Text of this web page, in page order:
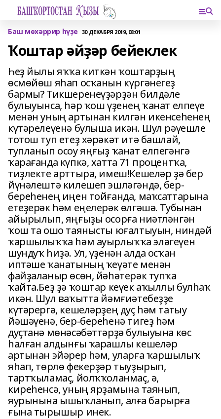
Баш мөхәррир һүҙе 30 ДЕКАБРЯ 2019, 08:01
Ҡоштар әйҙәр бейеклек
Һеҙ йылы яҡҡа киткән ҡоштарҙың
өсмөйөш яһап осҡанын күргәнегеҙ
бармы? Тикшере­неүҙәрҙән билдәле
булыуынса, һәр ҡош үҙенең ҡанат елпеүе
менән уның артынан килгән икенсеһенең
күтәрелеүенә булыша икән. Шул рәүешле
тотош туп етеҙ хәрәкәт итә башлай,
тупланып осоу яңғыҙ ҡанат елпегәнгә
ҡарағанда күпкә, хатта 71 процентҡа,
тиҙлекте арттыра, имеш!Кешеләр ҙә бер
йүнәлештә килешеп эшләгәндә, бер-
береһенең иңен тойғанда, маҡсаттарына
етеҙерәк һәм еңелерәк өлгәшә. Тубынан
айырылып, яңғыҙы осорға ниәтләнгән
ҡош та ошо таянысты юғалтыуын, ниндәй
ҡаршылыҡҡа һәм ауырлыҡҡа эләгеүен
шундуҡ һиҙә. Ул, үҙенән алда осҡан
иптәше ҡанатының ҡеүәте менән
файҙаланыр өсөн, йәһәтерәк тупҡа
ҡайта.Беҙ ҙә ҡоштар кеүек аҡыллы булһаҡ
икән. Шул ваҡытта йәмғиәтебеҙҙе
күтәрергә, кешеләрҙең дуҫ һәм татыу
йәшәүенә, бер-береһенә тигеҙ һәм
дуҫтанә мөнәсәбәттәрҙә булыуына көс
һалған алдынғы ҡарашлы кешеләр
артынан эйәрер һәм, уларға ҡаршылыҡ
яһап, төрлө фекерҙәр тыуҙырып,
тартҡыламаҫ, йолҡҡоланмаҫ, ә,
киреһенсә, уның ярҙамына таянып,
яурынына ышыҡланып, алға барырға
ғына тырышыр инек.